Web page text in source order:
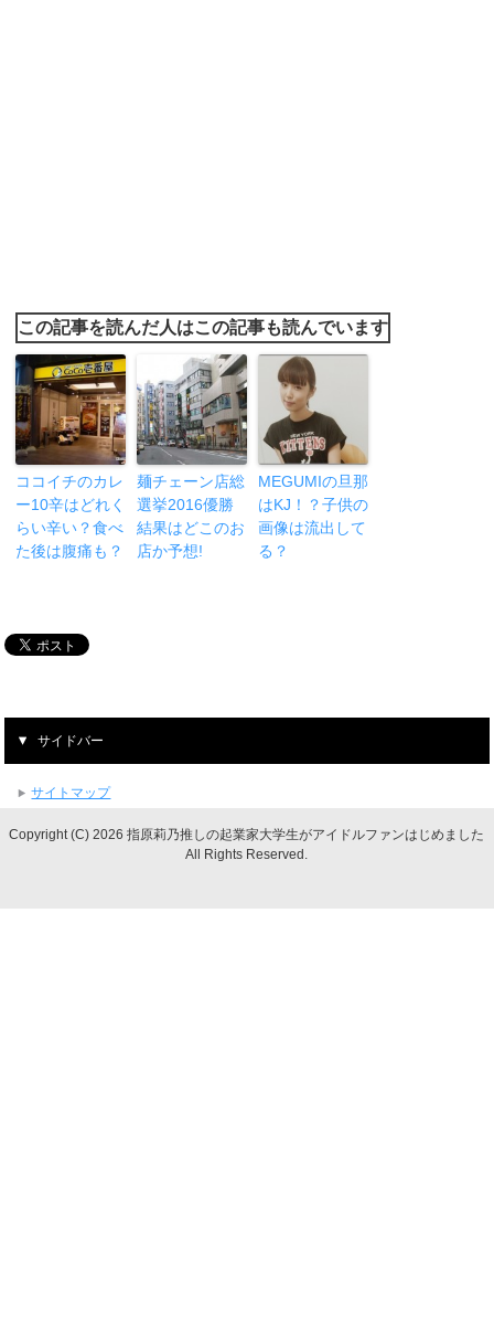
この記事を読んだ人はこの記事も読んでいます
ココイチのカレ
ー10辛はどれく
らい辛い？食べ
た後は腹痛も？
麺チェーン店総
選挙2016優勝
結果はどこのお
店か予想!
MEGUMIの旦那
はKJ！？子供の
画像は流出して
る？
サイドバー
サイトマップ
Copyright (C) 2026 指原莉乃推しの起業家大学生がアイドルファンはじめました
All Rights Reserved.